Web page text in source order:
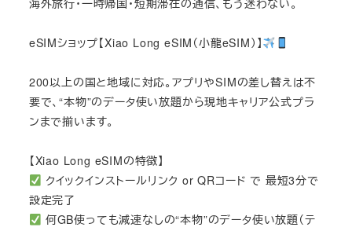
海外旅行・一時帰国・短期滞在の通信、もう迷わない。
eSIMショップ【Xiao Long eSIM（小龍eSIM）】
200以上の国と地域に対応。アプリやSIMの差し替えは不
要で、“本物”のデータ使い放題から現地キャリア公式プラ
ンまで揃います。
【Xiao Long eSIMの特徴】
クイックインストールリンク or QRコード で 最短3分で
設定完了
何GB使っても減速なしの“本物”のデータ使い放題（テ